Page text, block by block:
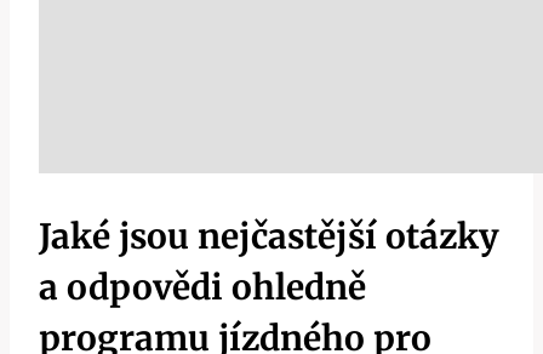
Jaké jsou nejčastější otázky
a odpovědi ohledně
programu jízdného pro